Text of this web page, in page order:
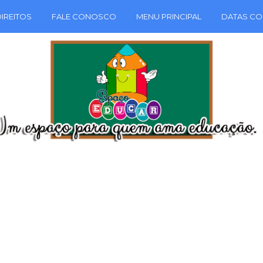
FALE CONOSCO MENU PRINCIPAL DATAS